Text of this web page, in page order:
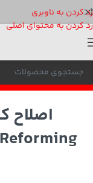
رد کردن به ناوبری
رد کردن به محتوای اصلی